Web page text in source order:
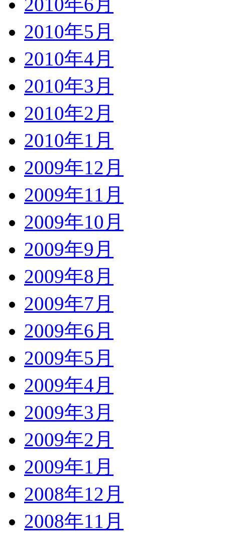
2010年6月
2010年5月
2010年4月
2010年3月
2010年2月
2010年1月
2009年12月
2009年11月
2009年10月
2009年9月
2009年8月
2009年7月
2009年6月
2009年5月
2009年4月
2009年3月
2009年2月
2009年1月
2008年12月
2008年11月